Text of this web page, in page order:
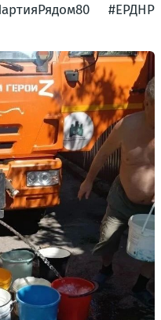
#ЕРДНР